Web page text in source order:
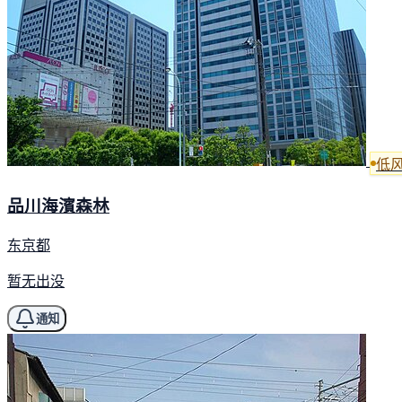
低
品川海濱森林
东京都
暂无出没
通知